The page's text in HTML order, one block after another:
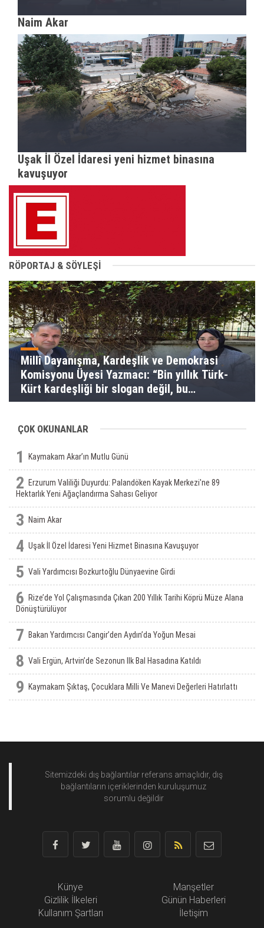
Naim Akar
Uşak İl Özel İdaresi yeni hizmet binasına
kavuşuyor
RÖPORTAJ & SÖYLEŞİ
Millî Dayanışma, Kardeşlik ve Demokrasi
Komisyonu Üyesi Yazmacı: “Bin yıllık Türk-
Kürt kardeşliği bir slogan değil, bu
toprakların gerçeğidir”
ÇOK OKUNANLAR
1 Kaymakam Akar’ın Mutlu Günü
2
Erzurum Valiliği Duyurdu: Palandöken Kayak Merkezi'ne 89
Hektarlık Yeni Ağaçlandırma Sahası Geliyor
3 Naim Akar
4 Uşak İl Özel İdaresi Yeni Hizmet Binasına Kavuşuyor
5 Vali Yardımcısı Bozkurtoğlu Dünyaevine Girdi
6
Rize’de Yol Çalışmasında Çıkan 200 Yıllık Tarihi Köprü Müze Alana
Dönüştürülüyor
7 Bakan Yardımcısı Cangir’den Aydın’da Yoğun Mesai
8 Vali Ergün, Artvin’de Sezonun Ilk Bal Hasadına Katıldı
9 Kaymakam Şıktaş, Çocuklara Milli Ve Manevi Değerleri Hatırlattı
Sitemizdeki dış bağlantılar referans amaçlıdır, dış
bağlantıların içeriklerinden kuruluşumuz
sorumlu değildir
Künye
Gizlilik İlkeleri
Kullanım Şartları
Manşetler
Günün Haberleri
İletişim